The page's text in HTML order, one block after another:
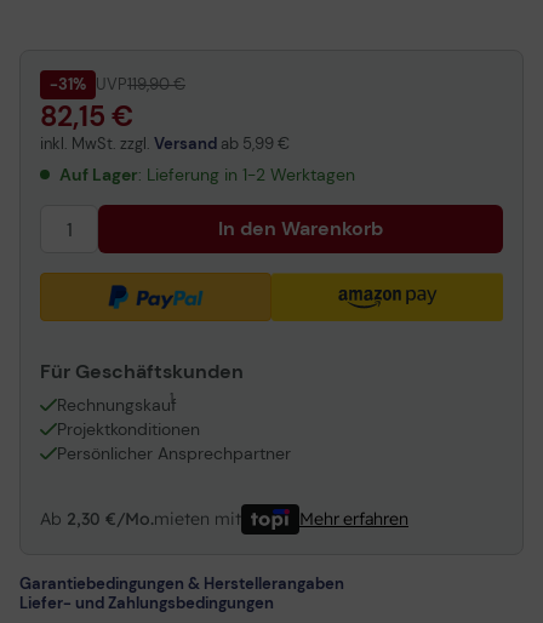
APC BV650I-GR Easy-UPS 650VA/ 375W
APC BV500I-GR Easy-UPS 500VA/ 300W
APC BV800I Easy-UPS 800VA/ 450W
APC Easy-UPS 650VA BV650I-MS
-31% UVP119,90 €
82,15 €
inkl. MwSt. zzgl. Versand ab 5,99 €
Auf Lager: Lieferung in 1-2 Werktagen
In den Warenkorb
Für Geschäftskunden
Rechnungskauf
1
Projektkonditionen
Persönlicher Ansprechpartner
Ab 2,30 €/Mo.mieten mit Mehr erfahren
Garantiebedingungen & Herstellerangaben
Liefer- und Zahlungsbedingungen